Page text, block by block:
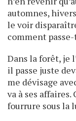
automnes,
le voir
comment
Dans la forêt, je
il passe juste
me dévisage
va à ses affaires.
fourrure sous la